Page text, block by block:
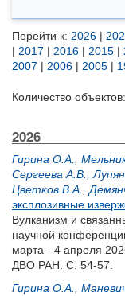
Перейти к: 2026 |
| 2017 | 2016 | 2015 |
2007 | 2006 | 2005 |
Количество объектов:
2026
Гирина О.А.
Сергеева А.В.
Цветков В.А.
эксплозивные
Вулканизм и
научной
марта - 4 апреля
ДВО РАН. С. 54-57.
Гирина О.А.